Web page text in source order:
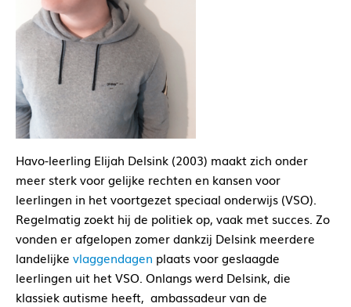
Havo-leerling Elijah Delsink (2003) maakt zich onder
meer sterk voor gelijke rechten en kansen voor
leerlingen in het voortgezet speciaal onderwijs (VSO).
Regelmatig zoekt hij de politiek op, vaak met succes. Zo
vonden er afgelopen zomer dankzij Delsink meerdere
landelijke vlaggendagen plaats voor geslaagde
leerlingen uit het VSO. Onlangs werd Delsink, die
klassiek autisme heeft, ambassadeur van de